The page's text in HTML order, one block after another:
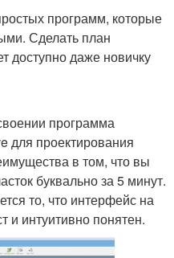
программ, которые
Сделать план
доступно даже новичку
программа
для проектирования
в том, что вы
буквально за 5 минут.
то, что интерфейс на
и интуитивно понятен.